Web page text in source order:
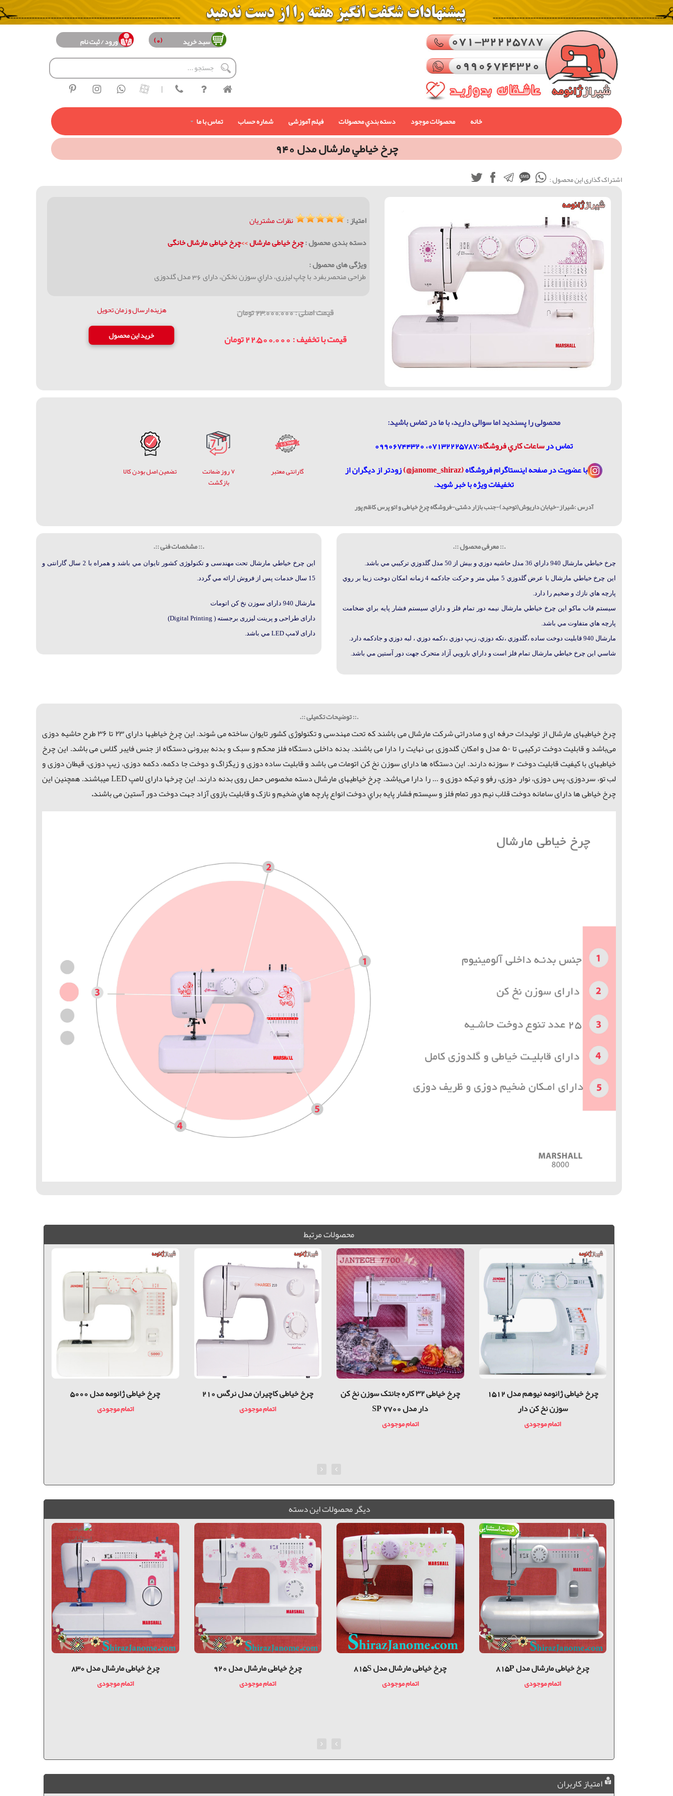
سبد خرید (0) ورود / ثبت نام
|
خانه محصولات موجود دسته بندي محصولات فیلم آموزشی شماره حساب تماس با ما
چرخ خياطي مارشال مدل 940
اشتراک گذاری این محصول :
امتیاز :
نظرات مشتریان
دسته بندی محصول :چرخ خیاطی مارشال>>چرخ خیاطی مارشال خانگی
ویژگی های محصول :
طراحی منحصربفرد با چاپ ليزری، داراي سوزن نخكن، دارای 36 مدل گلدوزی
قیمت اصلی : 23,000,000 تومان
قیمت با تخفیف : 22,500,000 تومان
هزینه ارسال و زمان تحویل
محصولی را پسندید اما سوالی دارید، با ما در تماس باشيد:
تماس درساعات كاري فروشگاه:07132225787، 09906744320
با عضویت درصفحه اینستاگرام فروشگاه(janome_shiraz@)
زودتر از دیگران از
تخفیفات ویژه با خبر شوید.
آدرس :شیراز-خیابان داریوش(توحید)-جنب بازار دشتی-فروشگاه چرخ خیاطی و اتو پرس کاظم پور
گارانتی معتبر
۷ روز ضمانت
بازگشت
تضمین اصل بودن کالا
.:: معرفی محصول ::.
چرخ خياطي مارشال 940 داراي 36 مدل حاشيه دوزي و بيش از 50 مدل گلدوزي تركيبي مي باشد.
اين چرخ خياطي مارشال با عرض گلدوزي 5 ميلي متر و حرکت جادکمه 4 زمانه امكان دوخت زيبا بر روي
پارچه هاي نازك و ضخيم را دارد.
سيستم قاب ماکو اين چرخ خياطي مارشال نيمه دور تمام فلز و داراي سيستم فشار پايه براي ضخامت
پارچه هاي متفاوت مي باشد.
مارشال 940 قابليت دوخت ساده ،گلدوزي ،تکه دوزي، زيپ دوزي ،دکمه دوزي ، لبه دوزي و جادکمه دارد.
شاسي اين چرخ خياطي مارشال تمام فلز است و داراي بازويي آزاد متحرک جهت دور آستين مي باشد.
.:: مشخصات فنی ::.
اين چرخ خياطي مارشال تحت مهندسی و تکنولوژی کشور تایوان مي باشد و
همراه با 2 سال گارانتی و
15 سال خدمات پس از فروش ارائه مي گردد.
مارشال 940
دارای سوزن نخ کن اتومات
دارای طراحی و پرینت لیزری برجسته ( Digital Printing)
دارای لامپ LED مي باشد.
.:: توضیحات تکمیلی ::.
چرخ خیاطیهای مارشال از تولیدات حرفه ای و صادراتی شرکت مارشال می باشند کهتحت مهندسی و تکنولوژی کشور تایوان
ساخته می شوند. این چرخ خیاطیها دارای ۲۳ تا ۳۶ طرح حاشیه دوزی
می‌باشد و قابلیت دوخت ترکیبی تا ۵۰ مدل و امکان گلدوزی بی نهایت را دارا می باشند. بدنه داخلی دستگاه فلز محکم و سبک و بدنه بیرونی دستگاه از جنس فایبر گلاس می باشد. این چرخ
خیاطیهای با کیفیت قابلیت دوخت 2 سوزنه دارند. این دستگاه ها دارای سوزن نخ کن اتومات می باشد و قابلیت ساده دوزی و زیگزاگ و دوخت جا دکمه، دکمه دوزی، زیپ دوزی، قیطان دوزی و
لب تو، سردوزی، پس دوزی، نوار دوزی، رفو و تیکه دوزی و ... را دارا می‌باشد. چرخ خیاطیهای مارشال دسته مخصوص حمل روی بدنه دارند. این چرخها دارای لامپ LED میباشند.
همچنین این
چرخ خیاطی ها دارای سامانه دوخت قلاب نيم دور تمام فلز و سيستم فشار پايه براي دوخت انواع پارچه هاي ضخیم و نازک و قابلیت بازوی آزاد جهت دوخت دور آستين می باشند.
محصولات مرتبط
چرخ خیاطی ژانومه مدل 5000
اتمام موجودی
چرخ خیاطی کاچیران مدل نرگس 210
اتمام موجودی
چرخ خیاطی ۳۲ کاره جانتک سوزن نخ کن
دار مدل SP 7700
اتمام موجودی
چرخ خیاطی ژانومه نیوهم مدل 1512
سوزن نخ کن دار
اتمام موجودی
ديگر محصولات اين دسته
چرخ خیاطی مارشال مدل 830
اتمام موجودی
چرخ خیاطی مارشال مدل 920
اتمام موجودی
چرخ خیاطی مارشال مدل 815S
اتمام موجودی
چرخ خیاطی مارشال مدل 815P
اتمام موجودی
امتیاز کاربران